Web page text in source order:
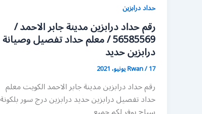
حداد درابزين
رقم حداد درابزين مدينة جابر الاحمد /
56585569 / معلم حداد تفصيل وصيانة
درابزين حديد
Rwan/17 يونيو، 2021
رقم حداد درابزين مدينة جابر الاحمد الكويت معلم
حداد تفصيل درابزين حديد درابزين درج سور بلكونة